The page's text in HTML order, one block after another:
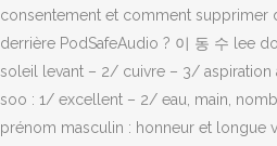
consentement et comment supprimer
derrière PodSafeAudio ? 이 동 수 lee
soleil levant – 2/ cuivre – 3/ aspiration
soo : 1/ excellent – 2/ eau, main,
prénom masculin : honneur et longue